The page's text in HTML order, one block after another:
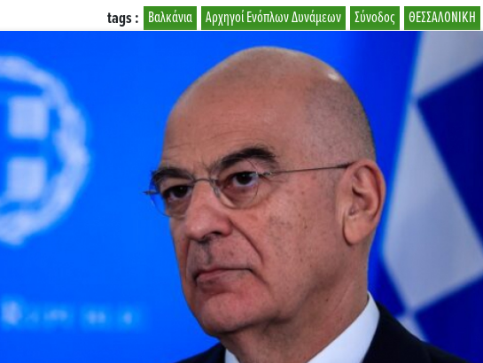
ΘΕΣΣΑΛΟΝΙΚΗ
Σύνοδος
Αρχηγοί Ενόπλων Δυνάμεων
Βαλκάνια
tags :